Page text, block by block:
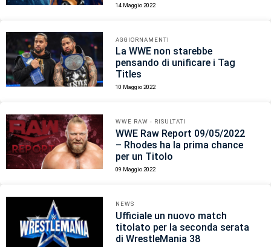
14 Maggio 2022
AGGIORNAMENTI
La WWE non starebbe
pensando di unificare i Tag
Titles
10 Maggio 2022
WWE RAW - RISULTATI
WWE Raw Report 09/05/2022
– Rhodes ha la prima chance
per un Titolo
09 Maggio 2022
NEWS
Ufficiale un nuovo match
titolato per la seconda serata
di WrestleMania 38